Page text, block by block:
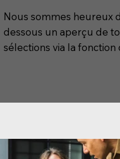
Nous sommes heureux
dessous un aperçu de
sélections via la fonction